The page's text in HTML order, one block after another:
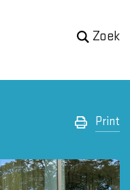
Zoek
Print